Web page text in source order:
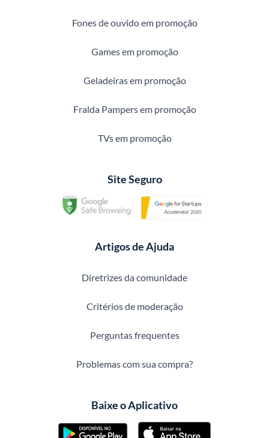
Fones de ouvido em promoção
Games em promoção
Geladeiras em promoção
Fralda Pampers em promoção
TVs em promoção
Site Seguro
Artigos de Ajuda
Diretrizes da comunidade
Critérios de moderação
Perguntas frequentes
Problemas com sua compra?
Baixe o Aplicativo